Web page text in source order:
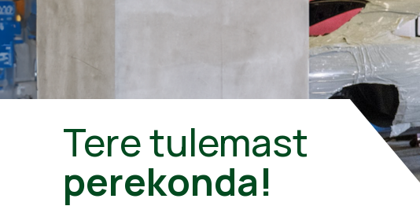
Tere tulemast
perekonda!